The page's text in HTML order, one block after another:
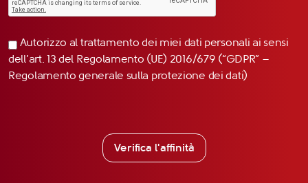
Autorizzo al trattamento dei miei dati personali ai sensi
dell’art. 13 del Regolamento (UE) 2016/679 (“GDPR” –
Regolamento generale sulla protezione dei dati)
Verifica l'affinità